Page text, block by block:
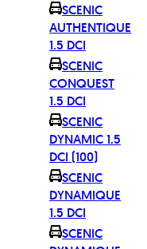
SCENIC
AUTHENTIQUE
1.5 DCI
SCENIC
CONQUEST
1.5 DCI
SCENIC
DYNAMIC 1.5
DCI (100)
SCENIC
DYNAMIQUE
1.5 DCI
SCENIC